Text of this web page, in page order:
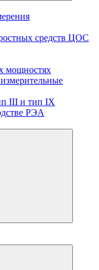
средств ЦОС
мощностях
III и тип IX
РЭА